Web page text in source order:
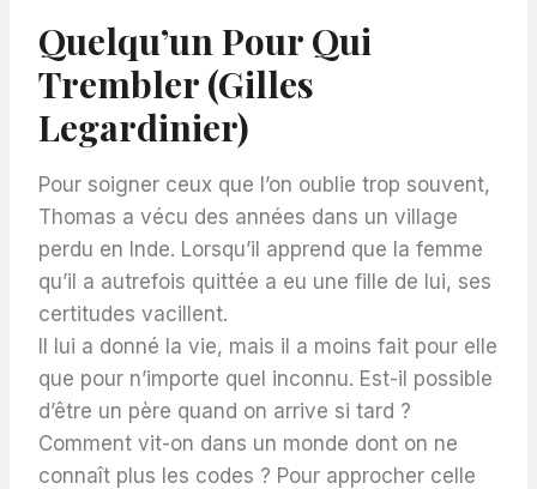
Quelqu’un Pour Qui
Trembler (Gilles
Legardinier)
Pour soigner ceux que l’on oublie trop souvent,
Thomas a vécu des années dans un village
perdu en Inde. Lorsqu’il apprend que la femme
qu’il a autrefois quittée a eu une fille de lui, ses
certitudes vacillent.
Il lui a donné la vie, mais il a moins fait pour elle
que pour n’importe quel inconnu. Est-il possible
d’être un père quand on arrive si tard ?
Comment vit-on dans un monde dont on ne
connaît plus les codes ? Pour approcher celle